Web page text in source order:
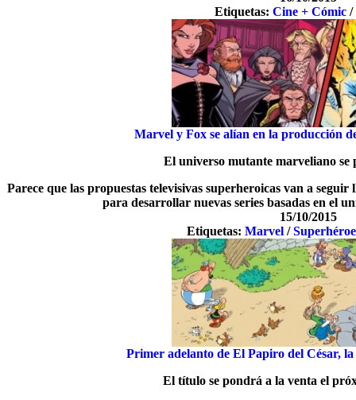
Etiquetas:Cine + Cómic /
Marvel y Fox se alían en la producción
El universo mutante marveliano se
Parece que las propuestas televisivas superheroicas van a
para desarrollar nuevas series basadas en el
15/10/2015
Etiquetas: Marvel /
Primer adelanto de El Papiro del César,
El título se pondrá a la venta el